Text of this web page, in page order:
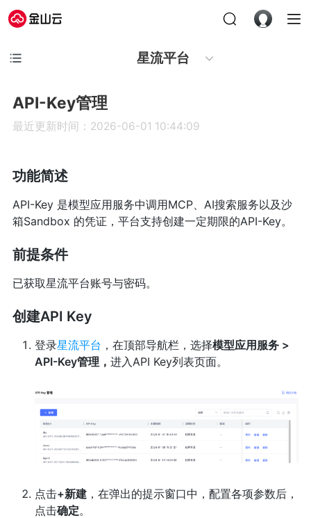
星流平台
API-Key管理
最近更新时间：2026-06-01 10:44:09
功能简述
API-Key 是模型应用服务中调用MCP、AI搜索服务以及沙
箱Sandbox 的凭证，平台支持创建一定期限的API-Key。
前提条件
已获取星流平台账号与密码。
创建API Key
登录星流平台 ，在顶部导航栏，选择模型应用服务 >
API-Key管理， 进入API Key列表页面。
点击+新建，在弹出的提示窗口中，配置各项参数后，
点击确定。